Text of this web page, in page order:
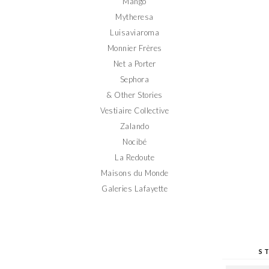
Mytheresa
Luisaviaroma
Monnier Frères
Net a Porter
Sephora
& Other Stories
Vestiaire Collective
Zalando
Nocibé
La Redoute
Maisons du Monde
Galeries Lafayette